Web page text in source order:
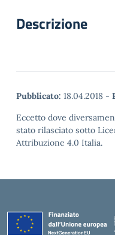
Descrizione
Pubblicato: 18.04.2018 -
Eccetto dove
stato rilasciato sotto
Attribuzione 4.0 Italia.